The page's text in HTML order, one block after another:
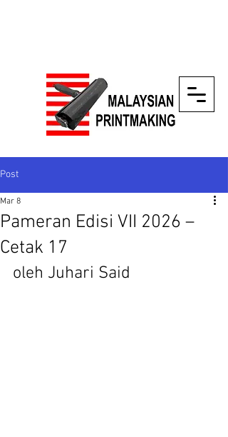
Post
Pameran Edisi VII 2026 –
Cetak 17
Mar 8
oleh Juhari Said